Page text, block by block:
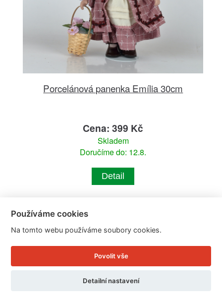
Porcelánová panenka Emília 30cm
Cena: 399 Kč
Skladem
Doručíme do: 12.8.
Detail
Používáme cookies
Na tomto webu používáme soubory cookies.
Povolit vše
Detailní nastavení